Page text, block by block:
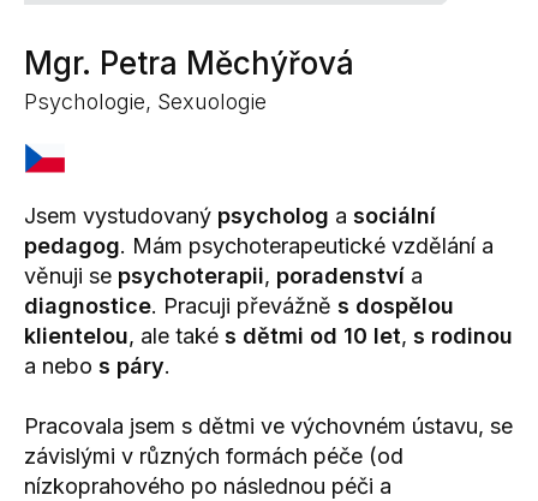
Mgr. Petra Měchýřová
Psychologie, Sexuologie
Jsem vystudovaný psycholog a sociální
pedagog. Mám psychoterapeutické vzdělání a
věnuji se psychoterapii, poradenství a
diagnostice. Pracuji převážně s dospělou
klientelou, ale také s dětmi od 10 let, s rodinou
a nebo s páry.
Pracovala jsem s dětmi ve výchovném ústavu, se
závislými v různých formách péče (od
nízkoprahového po následnou péči a